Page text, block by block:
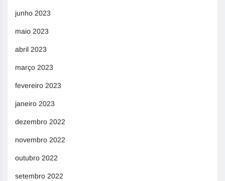
junho 2023
maio 2023
abril 2023
março 2023
fevereiro 2023
janeiro 2023
dezembro 2022
novembro 2022
outubro 2022
setembro 2022